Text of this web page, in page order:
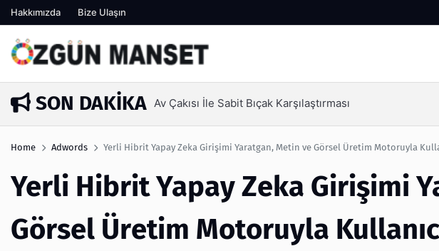
Hakkımızda Bize Ulaşın
SON DAKIKA 1 hafta önceKanaat Önderi Hüseyin Kuruçay
Home Adwords Yerli Hibrit Yapay Zeka Girişimi Yaratgan, Metin ve Görsel Üretim Motoruyla
Yerli Hibrit Yapay Zeka Girişimi
Görsel Üretim Motoruyla